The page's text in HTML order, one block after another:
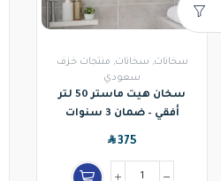
سخانات, سخانات, منتجات خزف
سعودي
سخان هيت ماستر 50 لتر
أفقي – ضمان 3 سنوات
SAR375